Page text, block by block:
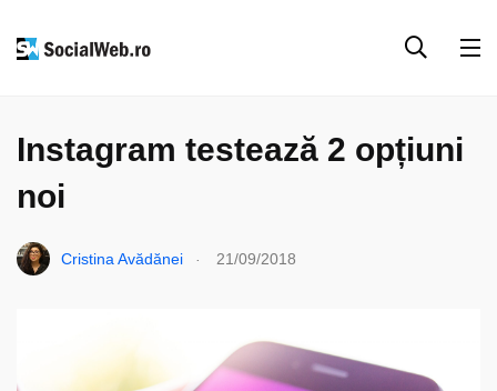
Instagram testează 2 opțiuni
noi
Cristina Avădănei 21/09/2018